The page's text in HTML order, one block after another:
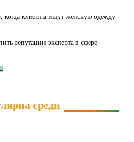
когда клиенты ищут женскую одежду
репутацию эксперта в сфере
среди